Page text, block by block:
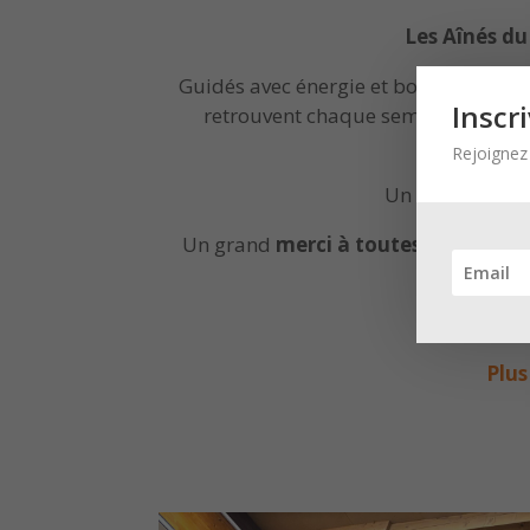
Les Aînés
Guidés avec énergie et bonne
retrouvent chaque semaine pour
Un vrai
Un grand merci à toutes et tous